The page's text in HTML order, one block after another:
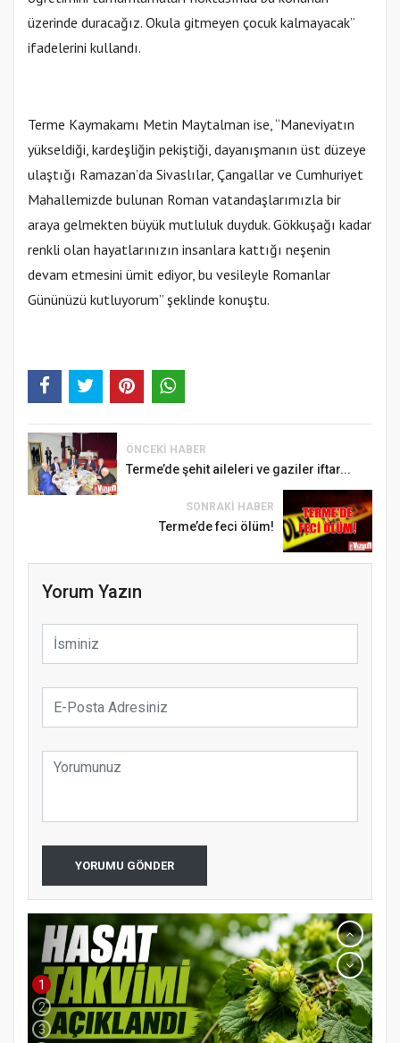
üzerinde duracağız. Okula gitmeyen çocuk kalmayacak”
ifadelerini kullandı.
Terme Kaymakamı Metin Maytalman ise, “Maneviyatın
yükseldiği, kardeşliğin pekiştiği, dayanışmanın üst düzeye
ulaştığı Ramazan’da Sivaslılar, Çangallar ve Cumhuriyet
Mahallemizde bulunan Roman vatandaşlarımızla bir
araya gelmekten büyük mutluluk duyduk. Gökkuşağı kadar
renkli olan hayatlarınızın insanlara kattığı neşenin
devam etmesini ümit ediyor, bu vesileyle Romanlar
Gününüzü kutluyorum” şeklinde konuştu.
ÖNCEKI HABER
Terme’de şehit aileleri ve gaziler iftar...
SONRAKI HABER
Terme’de feci ölüm!
Yorum Yazın
YORUMU GÖNDER
1
2
3